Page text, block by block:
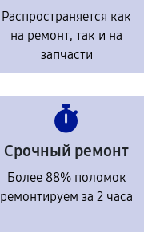
Распространяется как
на ремонт, так и на
запчасти
Срочный ремонт
Более 88% поломок
ремонтируем за 2 часа